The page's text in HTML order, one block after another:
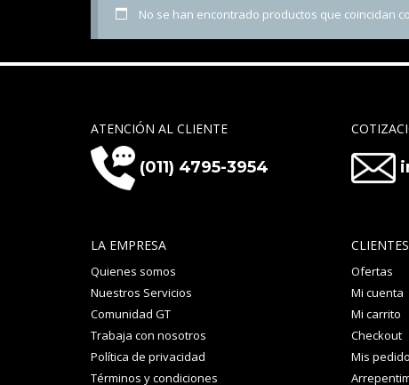
No se han encontrado productos que coincidan
ATENCIÓN AL CLIENTE
(011) 4795-3954
LA EMPRESA
Quienes somos
Nuestros Servicios
Comunidad GT
Trabaja con nosotros
Política de privacidad
Términos y condiciones
CLIENTES
Ofertas
Mi cuenta
Mi carrito
Checkout
Mis